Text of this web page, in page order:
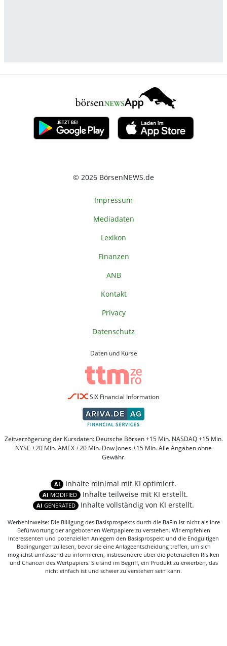
© 2026 BörsenNEWS.de
Impressum
Mediadaten
Lexikon
Finanzen
ANB
Kontakt
Privacy
Datenschutz
Daten und Kurse
SIX Financial Information
Zeitverzögerung der Kursdaten: Deutsche Börsen +15 Min. NASDAQ +15 Min.
NYSE +20 Min. AMEX +20 Min. Dow Jones +15 Min. Alle Angaben ohne
Gewähr.
AI Inhalte minimal mit KI optimiert.
AI MODIFIED Inhalte teilweise mit KI erstellt.
AI GENERATED Inhalte vollständig von KI erstellt.
Werbehinweise: Die Billigung des Basisprospekts durch die BaFin ist nicht als ihre
Befürwortung der angebotenen Wertpapiere zu verstehen. Wir empfehlen
Interessenten und potenziellen Anlegern den Basisprospekt und die Endgültigen
Bedingungen zu lesen, bevor sie eine Anlageentscheidung treffen, um sich
möglichst umfassend zu informieren, insbesondere über die potenziellen Risiken
und Chancen des Wertpapiers. Sie sind im Begriff, ein Produkt zu erwerben, das
nicht einfach ist und schwer zu verstehen sein kann.